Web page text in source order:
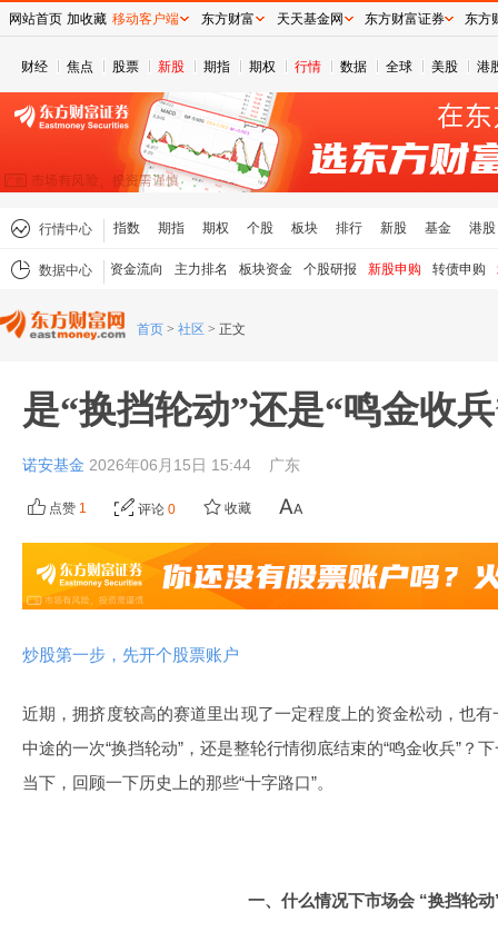
财经 焦点 股票 新股 期指 期权 行情 数据 全球 美股 港
行情中心 指数 期指 期权 个股 板块 排行 新股 基金 港股
数据中心 资金流向 主力排名 板块资金 个股研报 新股申购 转债申购
首页 > 社区 > 正文
是“换挡轮动”还是“鸣金收
诺安基金 2026年06月15日 15:44 广东
点赞 1 评论 0 收藏
炒股第一步，先开个股票账户
近期，拥挤度较高的赛道里出现了一定程度上的资金松动，也
中途的一次“换挡轮动”，还是整轮行情彻底结束的“鸣金收兵”？
当下，回顾一下历史上的那些“十字路口”。
一、什么情况下市场会 “换挡轮动
网站首页 加收藏 移动客户端 东方财富 天天基金网 东方财富证券 东方